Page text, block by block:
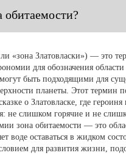
обитаемости?
«зона Златовласки») — это
для обозначения области
быть подходящими для
планеты. Этот термин
о Златовласке, где героиня
не слишком горячие и не
зона обитаемости — это
воде оставаться в жидком
для развития жизни,